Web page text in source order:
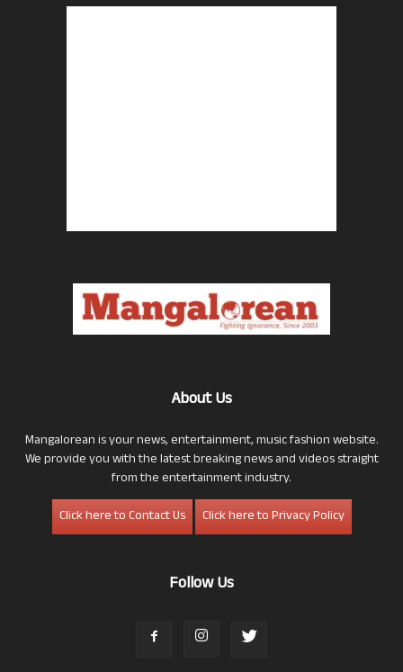
About Us
Mangalorean is your news, entertainment, music fashion website.
We provide you with the latest breaking news and videos straight
from the entertainment industry.
Click here to Contact Us
Click here to Privacy Policy
Follow Us